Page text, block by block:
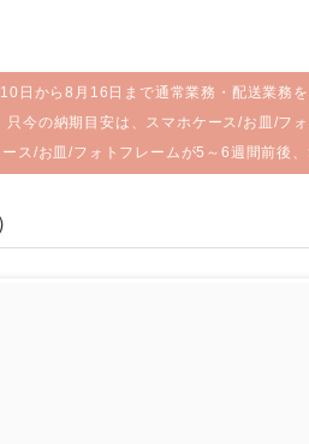
日から8月16日まで通常業務・配送業務
今の納期目安は、スマホケース/お皿/フ
ス/お皿/フォトフレームが5～6週間前後